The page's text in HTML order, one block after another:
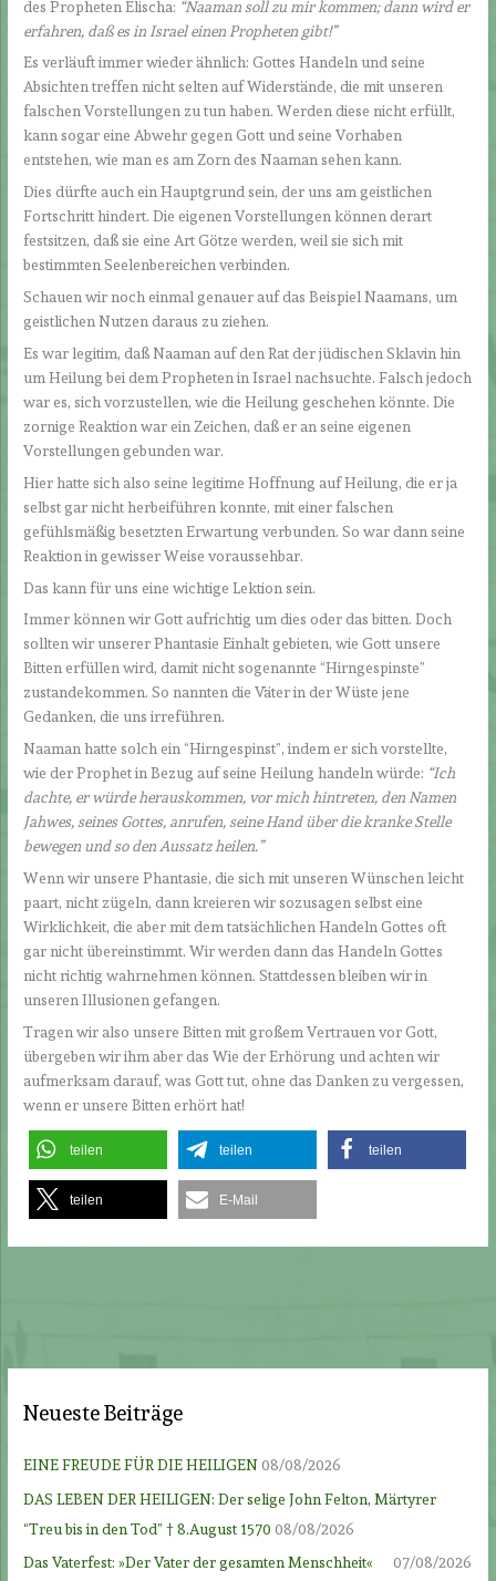
des Propheten Elischa: “Naaman soll zu mir kommen; dann wird er
erfahren, daß es in Israel einen Propheten gibt!”
Es verläuft immer wieder ähnlich: Gottes Handeln und seine
Absichten treffen nicht selten auf Widerstände, die mit unseren
falschen Vorstellungen zu tun haben. Werden diese nicht erfüllt,
kann sogar eine Abwehr gegen Gott und seine Vorhaben
entstehen, wie man es am Zorn des Naaman sehen kann.
Dies dürfte auch ein Hauptgrund sein, der uns am geistlichen
Fortschritt hindert. Die eigenen Vorstellungen können derart
festsitzen, daß sie eine Art Götze werden, weil sie sich mit
bestimmten Seelenbereichen verbinden.
Schauen wir noch einmal genauer auf das Beispiel Naamans, um
geistlichen Nutzen daraus zu ziehen.
Es war legitim, daß Naaman auf den Rat der jüdischen Sklavin hin
um Heilung bei dem Propheten in Israel nachsuchte. Falsch jedoch
war es, sich vorzustellen, wie die Heilung geschehen könnte. Die
zornige Reaktion war ein Zeichen, daß er an seine eigenen
Vorstellungen gebunden war.
Hier hatte sich also seine legitime Hoffnung auf Heilung, die er ja
selbst gar nicht herbeiführen konnte, mit einer falschen
gefühlsmäßig besetzten Erwartung verbunden. So war dann seine
Reaktion in gewisser Weise voraussehbar.
Das kann für uns eine wichtige Lektion sein.
Immer können wir Gott aufrichtig um dies oder das bitten. Doch
sollten wir unserer Phantasie Einhalt gebieten, wie Gott unsere
Bitten erfüllen wird, damit nicht sogenannte “Hirngespinste”
zustandekommen. So nannten die Väter in der Wüste jene
Gedanken, die uns irreführen.
Naaman hatte solch ein “Hirngespinst”, indem er sich vorstellte,
wie der Prophet in Bezug auf seine Heilung handeln würde: “Ich
dachte, er würde herauskommen, vor mich hintreten, den Namen
Jahwes, seines Gottes, anrufen, seine Hand über die kranke Stelle
bewegen und so den Aussatz heilen.”
Wenn wir unsere Phantasie, die sich mit unseren Wünschen leicht
paart, nicht zügeln, dann kreieren wir sozusagen selbst eine
Wirklichkeit, die aber mit dem tatsächlichen Handeln Gottes oft
gar nicht übereinstimmt. Wir werden dann das Handeln Gottes
nicht richtig wahrnehmen können. Stattdessen bleiben wir in
unseren Illusionen gefangen.
Tragen wir also unsere Bitten mit großem Vertrauen vor Gott,
übergeben wir ihm aber das Wie der Erhörung und achten wir
aufmerksam darauf, was Gott tut, ohne das Danken zu vergessen,
wenn er unsere Bitten erhört hat!
teilen teilen teilen
teilen E-Mail
Neueste Beiträge
EINE FREUDE FÜR DIE HEILIGEN08/08/2026
DAS LEBEN DER HEILIGEN: Der selige John Felton, Märtyrer
“Treu bis in den Tod” † 8.August 1570 08/08/2026
Das Vaterfest: »Der Vater der gesamten Menschheit«
07/08/2026